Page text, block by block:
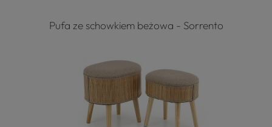
Pufa ze schowkiem beżowa - Sorrento